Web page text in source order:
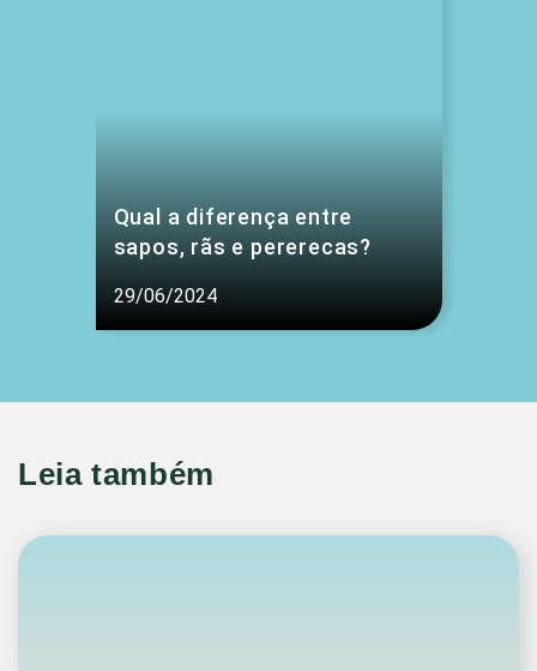
Qual a diferença entre
sapos, rãs e pererecas?
29/06/2024
Leia também